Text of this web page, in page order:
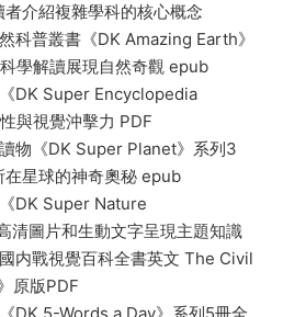
介紹複雜學科的核心概念
科普叢書《DK Amazing Earth》
學解讀展現自然奇觀 epub
DK Super Encyclopedia
與視覺沖擊力 PDF
物《DK Super Planet》系列3
星球的神奇奧秘 epub
DK Super Nature
清圖片和生動文字呈現主題知識
内戰視覺百科全書英文 The Civil
原版PDF